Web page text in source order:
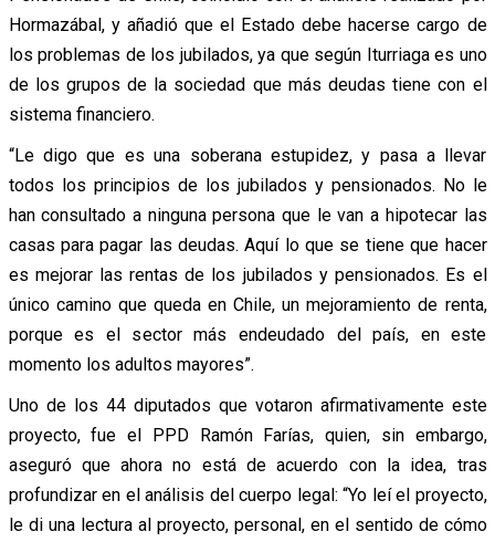
Hormazábal, y añadió que el Estado debe hacerse cargo de
los problemas de los jubilados, ya que según Iturriaga es uno
de los grupos de la sociedad que más deudas tiene con el
sistema financiero.
“Le digo que es una soberana estupidez, y pasa a llevar
todos los principios de los jubilados y pensionados. No le
han consultado a ninguna persona que le van a hipotecar las
casas para pagar las deudas. Aquí lo que se tiene que hacer
es mejorar las rentas de los jubilados y pensionados. Es el
único camino que queda en Chile, un mejoramiento de renta,
porque es el sector más endeudado del país, en este
momento los adultos mayores”.
Uno de los 44 diputados que votaron afirmativamente este
proyecto, fue el PPD Ramón Farías, quien, sin embargo,
aseguró que ahora no está de acuerdo con la idea, tras
profundizar en el análisis del cuerpo legal: “Yo leí el proyecto,
le di una lectura al proyecto, personal, en el sentido de cómo